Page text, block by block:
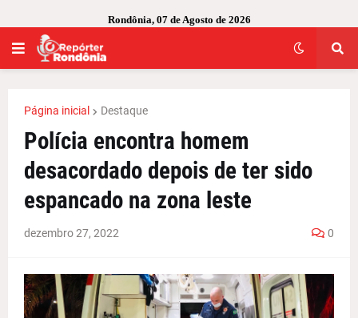
Rondônia, 07 de Agosto de 2026
Página inicial Destaque
Polícia encontra homem
desacordado depois de ter sido
espancado na zona leste
dezembro 27, 2022 0